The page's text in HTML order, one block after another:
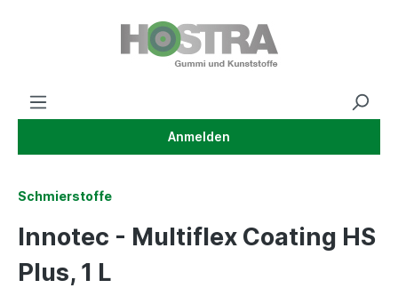
Anmelden
Schmierstoffe
Innotec - Multiflex Coating HS
Plus, 1 L